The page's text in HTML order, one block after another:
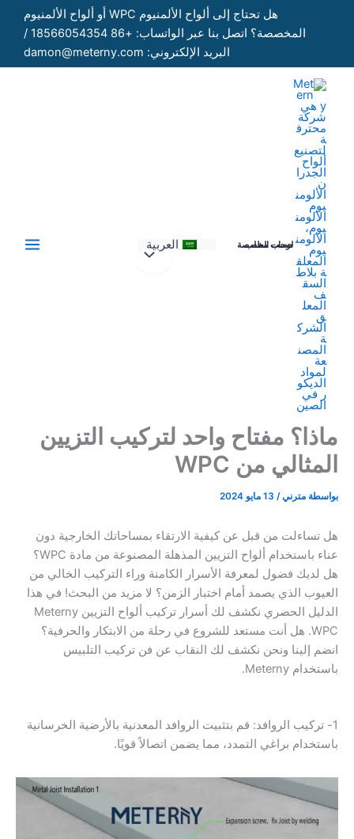
هل تحتاج إلى ألواح الألمنيوم WPC أو ألواح الألمنيوم
المخصصة؟ اتصل بنا عبر الواتساب: +86 18566054354 /
البريد الإلكتروني: damon@meterny.com
لوحات مخصصة حسب الطلب العربية
ماذا؟ مفتاح واحد لتركيب التزيين
المثالي من WPC
بواسطة مترني/ 13 مايو 2024
هل تساءلت من قبل عن كيفية الارتقاء بمساحاتك الخارجية دون
عناء باستخدام ألواح التزيين المذهلة المصنوعة من مادة WPC؟
هل لديك فضول لمعرفة الأسرار الكامنة وراء التركيب الخالي من
العيوب الذي يصمد أمام اختبار الزمن؟ لا مزيد من البحث! في هذا
الدليل الحصري نكشف لك أسرار تركيب ألواح التزيين Meterny
WPC. هل أنت مستعد للشروع في رحلة من الابتكار والحرفية؟
انضم إلينا ونحن نكشف لك النقاب عن فن تركيب التلبيس
باستخدام Meterny.
1- تركيب الروافد: قم بتثبيت الروافد المعدنية بالأرضية الخرسانية
باستخدام براغي التمدد، مما يضمن اتصالاً قويًا.